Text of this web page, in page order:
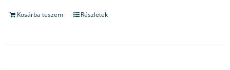
Kosárba teszem Részletek